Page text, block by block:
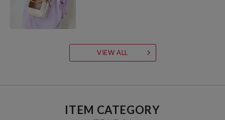
VIEW ALL
ITEM CATEGORY